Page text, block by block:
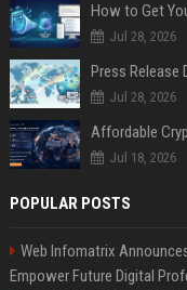
How to Get
Jul 28, 2026
Jul 28, 2026
Jul 18, 2026
POPULAR POSTS
Web Infomatrix
Empower Future Digital